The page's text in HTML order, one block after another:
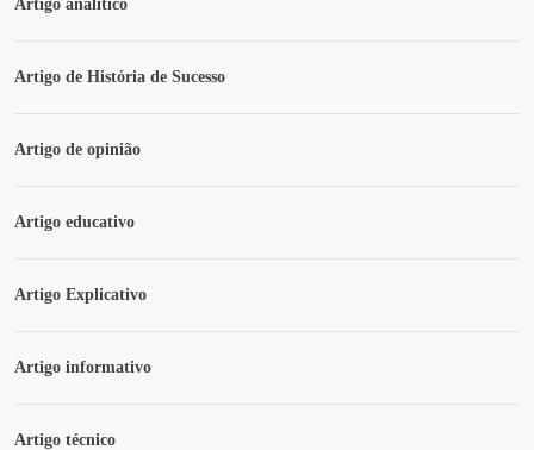
Artigo analítico
Artigo de História de Sucesso
Artigo de opinião
Artigo educativo
Artigo Explicativo
Artigo informativo
Artigo técnico